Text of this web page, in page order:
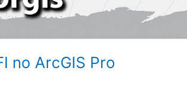
no ArcGIS Pro